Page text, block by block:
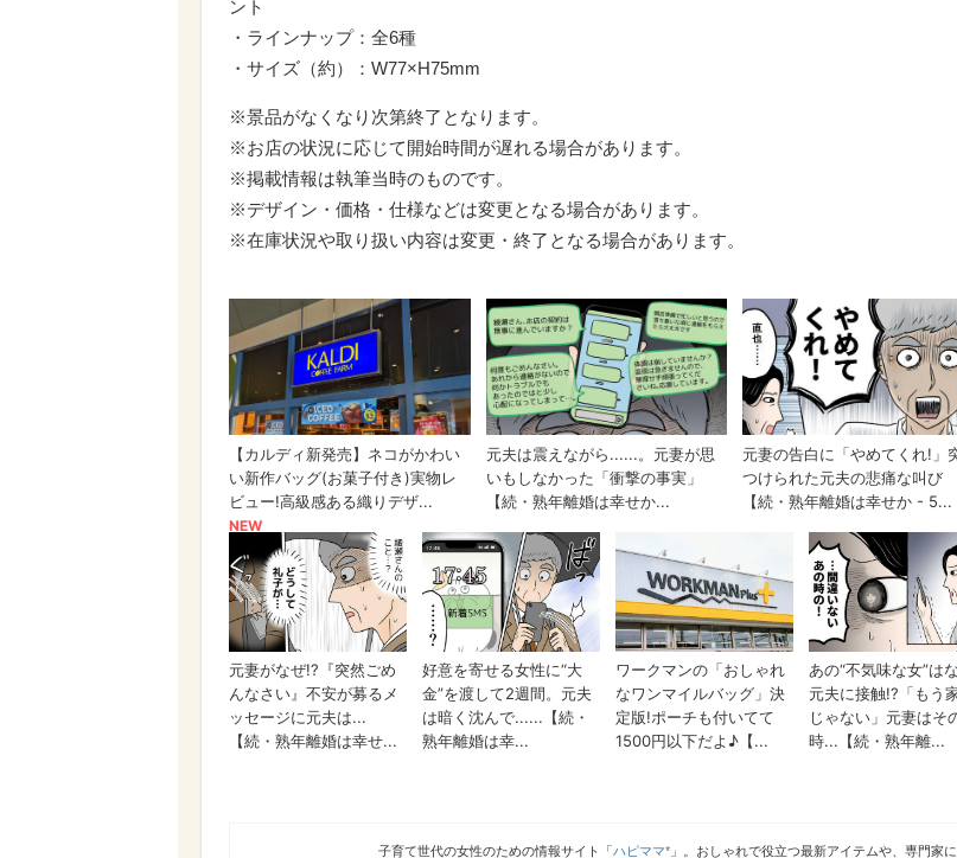
ント
・ラインナップ：全6種
・サイズ（約）：W77×H75mm
※景品がなくなり次第終了となります。
※お店の状況に応じて開始時間が遅れる場合があります。
※掲載情報は執筆当時のものです。
※デザイン・価格・仕様などは変更となる場合があります。
※在庫状況や取り扱い内容は変更・終了となる場合があります。
ハピママ*
子育て世代の女性のための情報サイト「 ハピママ* 」。おしゃれで役立つ最新アイテムや、専門家に